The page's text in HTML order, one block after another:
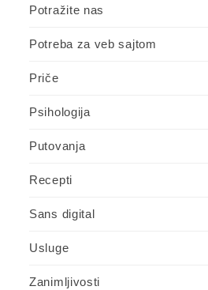
Potražite nas
Potreba za veb sajtom
Priče
Psihologija
Putovanja
Recepti
Sans digital
Usluge
Zanimljivosti